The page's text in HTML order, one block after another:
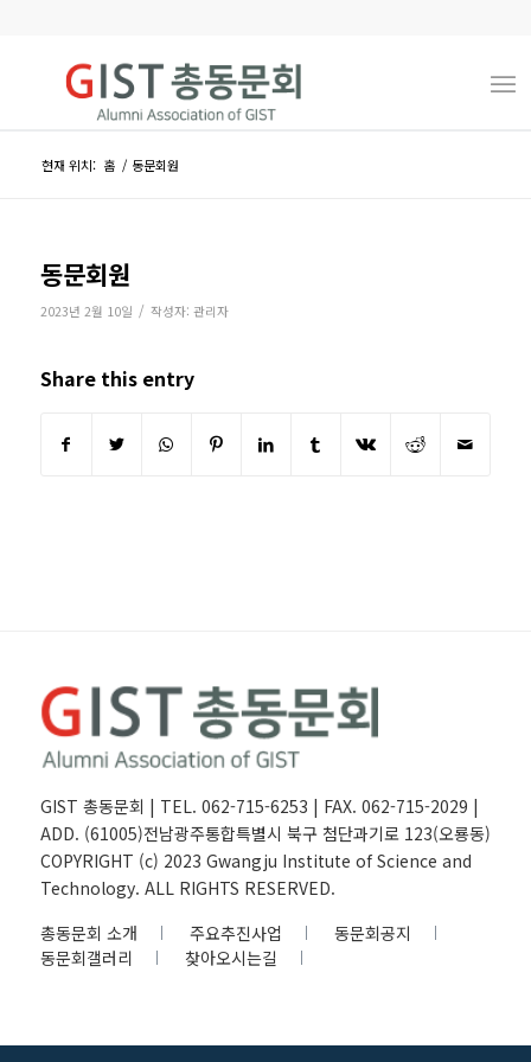
현재 위치: 홈 / 동문회원
동문회원
2023년 2월 10일 / 작성자: 관리자
Share this entry
GIST 총동문회 | TEL. 062-715-6253 | FAX. 062-715-2029 |
ADD. (61005)전남광주통합특별시 북구 첨단과기로 123(오룡동)
COPYRIGHT (c) 2023 Gwangju Institute of Science and
Technology. ALL RIGHTS RESERVED.
총동문회 소개
주요추진사업
동문회공지
동문회갤러리
찾아오시는길